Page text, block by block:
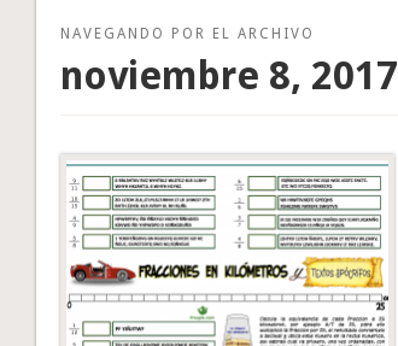
NAVEGANDO POR EL ARCHIVO
noviembre 8, 2017